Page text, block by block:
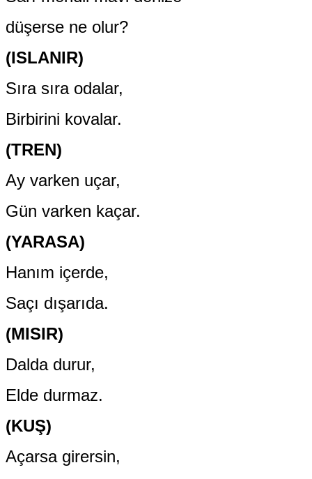
düşerse ne olur?
(ISLANIR)
Sıra sıra odalar,
Birbirini kovalar.
(TREN)
Ay varken uçar,
Gün varken kaçar.
(YARASA)
Hanım içerde,
Saçı dışarıda.
(MISIR)
Dalda durur,
Elde durmaz.
(KUŞ)
Açarsa girersin,